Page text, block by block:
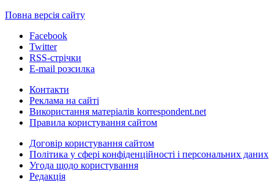
Повна версія сайту
Facebook
Twitter
RSS-стрічки
E-mail розсилка
Контакти
Реклама на сайті
Використання матеріалів korrespondent.net
Правила користування сайтом
Договір користування сайтом
Політика у сфері конфіденційності і персональних даних
Угода щодо користування
Редакція